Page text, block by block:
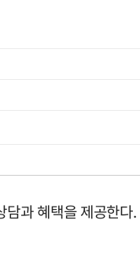
과 혜택을 제공한다.